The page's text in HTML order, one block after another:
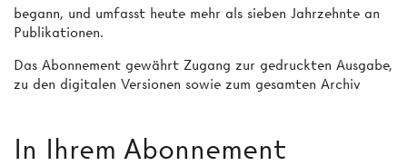
begann, und umfasst heute mehr als sieben Jahrzehnte an
Publikationen.
Das Abonnement gewährt Zugang zur gedruckten Ausgabe,
zu den digitalen Versionen sowie zum gesamten Archiv
In Ihrem Abonnement